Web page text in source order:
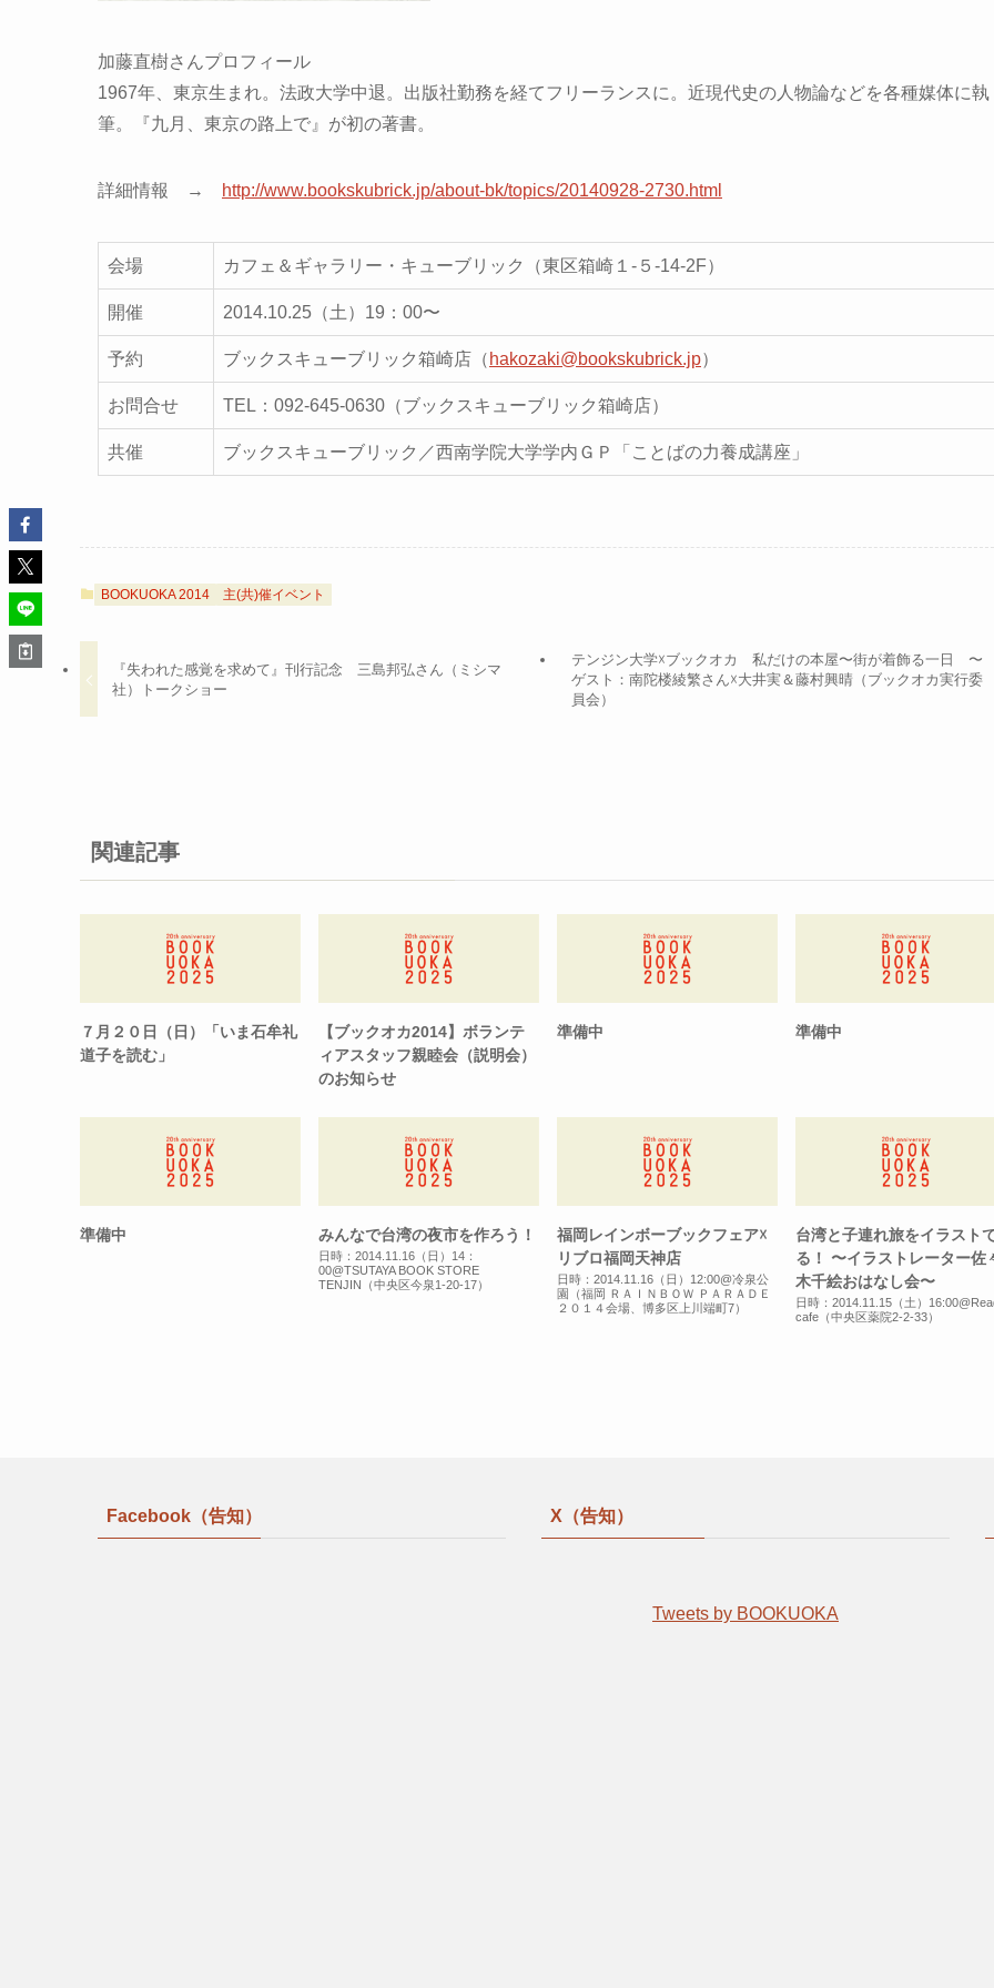
加藤直樹さんプロフィール
1967年、東京生まれ。法政大学中退。出版社勤務を経てフリーランスに。近現代史の人物論などを各種媒体に執
筆。『九月、東京の路上で』が初の著書。
詳細情報 → http://www.bookskubrick.jp/about-bk/topics/20140928-2730.html
会場 カフェ＆ギャラリー・キューブリック（東区箱崎１-５-14-2F）
開催 2014.10.25（土）19：00〜
予約 ブックスキューブリック箱崎店（ hakozaki@bookskubrick.jp）
お問合せ TEL：092-645-0630（ブックスキューブリック箱崎店）
共催 ブックスキューブリック／西南学院大学学内ＧＰ「ことばの力養成講座」
BOOKUOKA 2014 主(共)催イベント
『失われた感覚を求めて』刊行記念 三島邦弘さん（ミシマ
社）トークショー
テンジン大学☓ブックオカ 私だけの本屋〜街が着飾る一日 〜
ゲスト：南陀楼綾繁さん☓大井実＆藤村興晴（ブックオカ実行委
員会）
関連記事
７月２０日（日）「いま石牟礼
道子を読む」
【ブックオカ2014】ボランテ
ィアスタッフ親睦会（説明会）
のお知らせ
準備中 準備中
準備中 みんなで台湾の夜市を作ろう！
日時：2014.11.16（日）14：
00@TSUTAYA BOOK STORE
TENJIN（中央区今泉1-20-17）
福岡レインボーブックフェア☓
リブロ福岡天神店
日時：2014.11.16（日）12:00@冷泉公
園（福岡 ＲＡＩＮＢＯＷ ＰＡＲＡＤＥ
２０１４会場、博多区上川端町7）
台湾と子連れ旅をイラスト
る！ 〜イラストレーター佐
木千絵おはなし会〜
日時：2014.11.15（土）
cafe（中央区薬院2-2-33）
Facebook（告知） X（告知）
Tweets by BOOKUOKA